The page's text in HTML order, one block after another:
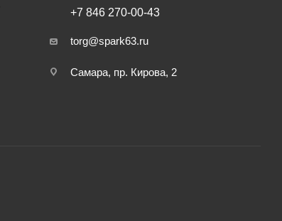
+7 846 270-00-43
torg@spark63.ru
Самара, пр. Кирова, 2